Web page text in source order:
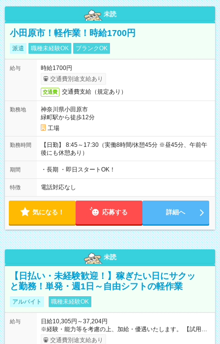
未読
小田原市！軽作業！時給1700円
派遣 職種未経験OK ブランクOK
給与
時給1700円
交通費別途支給あり
交通費 交通費支給（規定あり）
勤務地
神奈川県小田原市
緑町駅から徒歩12分
工場
勤務時間
【日勤】 8:45～17:30（実働8時間/休憩45分 ※昼45分、午前午
後にも休憩あり）
期間 ・長期 ・即日スタートOK！
特徴 電話対応なし
気になる！ 応募する 詳細へ
未読
【日払い・未経験歓迎！】稼ぎたい日にサクッ
と勤務！単発・週1日～自由シフトの軽作業
アルバイト 職種未経験OK
給与
日給10,305円～37,204円
※経験・能力等を考慮の上、加給・優遇いたします。 【試用期
間】試用期間なし
交通費別途支給あり